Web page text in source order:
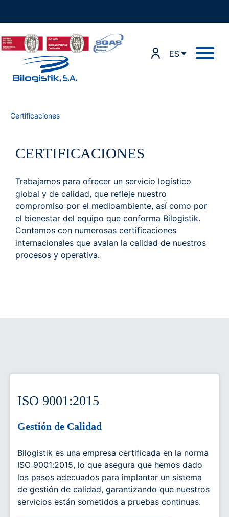
ES
Certificaciones
CERTIFICACIONES
Trabajamos para ofrecer un servicio logístico
global y de calidad, que refleje nuestro
compromiso por el medioambiente, así como por
el bienestar del equipo que conforma Bilogistik.
Contamos con numerosas certificaciones
internacionales que avalan la calidad de nuestros
procesos y operativa.
ISO 9001:2015
Gestión de Calidad
Bilogistik es una empresa certificada en la norma
ISO 9001:2015, lo que asegura que hemos dado
los pasos adecuados para implantar un sistema
de gestión de calidad, garantizando que nuestros
servicios están sometidos a pruebas continuas.